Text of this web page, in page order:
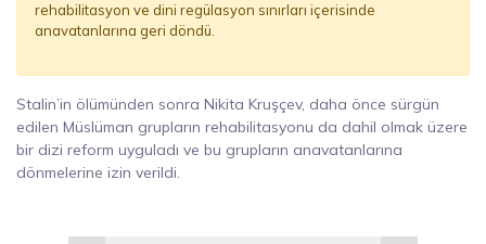
rehabilitasyon ve dini regülasyon sınırları içerisinde
anavatanlarına geri döndü.
Stalin’in ölümünden sonra Nikita Kruşçev, daha önce sürgün
edilen Müslüman grupların rehabilitasyonu da dahil olmak üzere
bir dizi reform uyguladı ve bu grupların anavatanlarına
dönmelerine izin verildi.